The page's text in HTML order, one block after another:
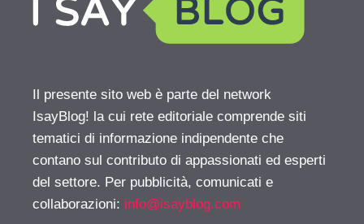
Il presente sito web è parte del network
IsayBlog! la cui rete editoriale comprende siti
tematici di informazione indipendente che
contano sul contributo di appassionati ed esperti
del settore. Per pubblicità, comunicati e
collaborazioni: info@isayblog.com